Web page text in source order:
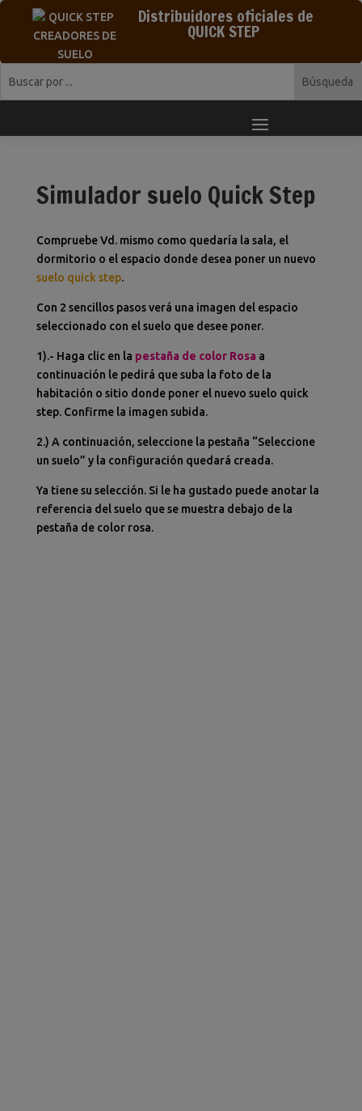
Distribuidores oficiales de
QUICK STEP
Simulador suelo Quick Step
Compruebe Vd. mismo como quedaría la sala, el
dormitorio o el espacio donde desea poner un nuevo
suelo quick step.
Con 2 sencillos pasos verá una imagen del espacio
seleccionado con el suelo que desee poner.
1).- Haga clic en la pestaña de color Rosa a
continuación le pedirá que suba la foto de la
habitación o sitio donde poner el nuevo suelo quick
step. Confirme la imagen subida.
2.) A continuación, seleccione la pestaña “Seleccione
un suelo” y la configuración quedará creada.
Ya tiene su selección. Si le ha gustado puede anotar la
referencia del suelo que se muestra debajo de la
pestaña de color rosa.